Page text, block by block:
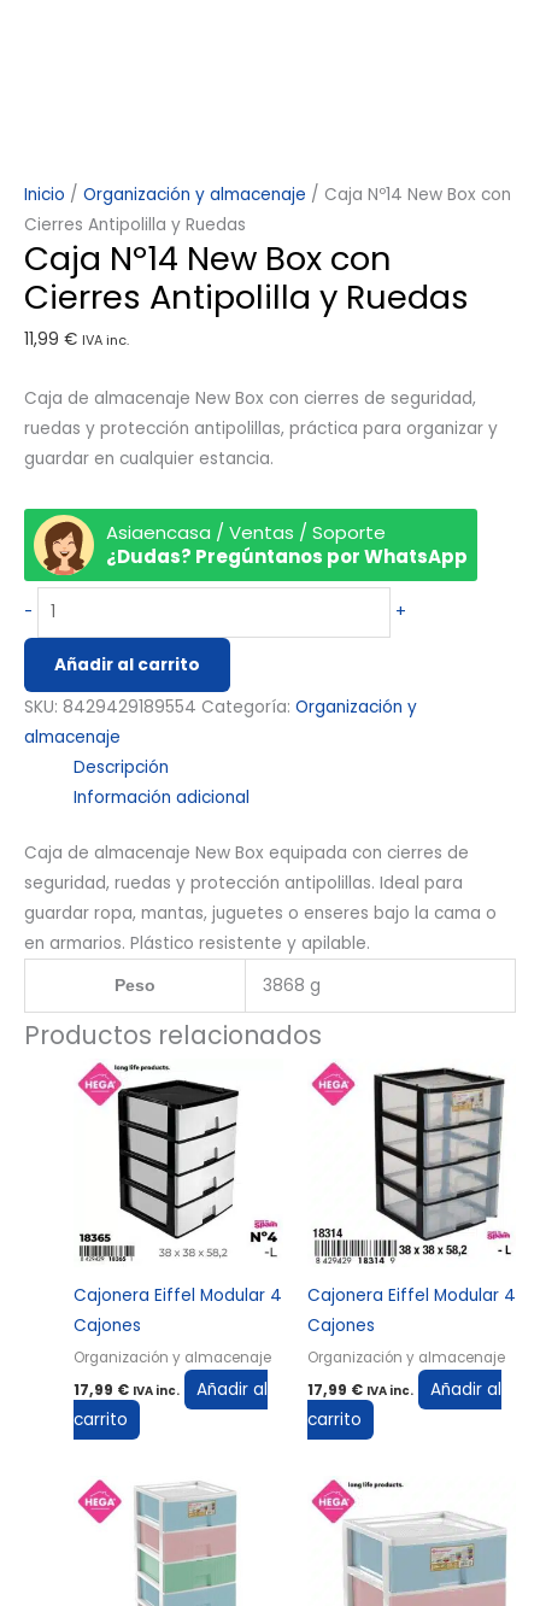
Inicio / Organización y almacenaje / Caja Nº14 New Box con
Cierres Antipolilla y Ruedas
Caja Nº14 New Box con
Cierres Antipolilla y Ruedas
11,99 € IVA inc.
Caja de almacenaje New Box con cierres de seguridad,
ruedas y protección antipolillas, práctica para organizar y
guardar en cualquier estancia.
Asiaencasa / Ventas / Soporte
¿Dudas? Pregúntanos por WhatsApp
- +
Añadir al carrito
SKU: 8429429189554 Categoría: Organización y
almacenaje
Descripción
Información adicional
Caja de almacenaje New Box equipada con cierres de
seguridad, ruedas y protección antipolillas. Ideal para
guardar ropa, mantas, juguetes o enseres bajo la cama o
en armarios. Plástico resistente y apilable.
Peso 3868 g
Productos relacionados
Cajonera Eiffel Modular 4
Cajones
Organización y almacenaje
17,99 € IVA inc.
Añadir al
carrito
Cajonera Eiffel Modular 4
Cajones
Organización y almacenaje
17,99 € IVA inc.
Añadir al
carrito